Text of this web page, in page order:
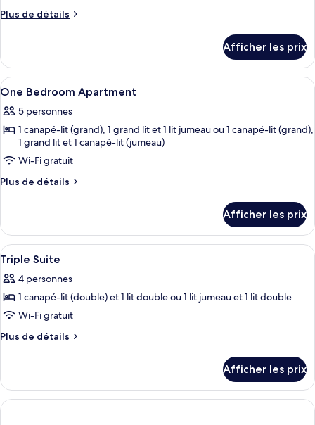
chambre :
familiale,
Plusieurs
lits,
non-
fumeur
Plus de détails
Plus
Suite
studio
familiale,
lits,
non-
fumeur
Afficher les prix
Afficher
toutes
les
photos
pour
ce
type
One
Bedroom
Apartment
Bureau, fer et planche à repasser,
3
One Bedroom Apartment
5 personnes
1 canapé-lit (grand), 1 grand lit et 1 lit jumeau ou 1 canapé-lit (grand),
1 grand lit et 1 canapé-lit (jumeau)
Wi-Fi gratuit
Plus de détails
Plus
One
Bedroom
Apartment
Afficher les prix
Afficher
toutes
les
photos
pour
ce
chambre :
Triple
Suite
Bureau, fer et planche à repasser,
2
Triple Suite
4 personnes
1 canapé-lit (double) et 1 lit double ou 1 lit jumeau et 1 lit double
Wi-Fi gratuit
Plus de détails
Plus
Triple
Suite
Afficher les prix